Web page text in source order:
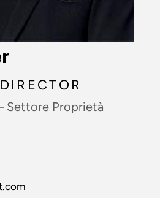
Settore Proprietà